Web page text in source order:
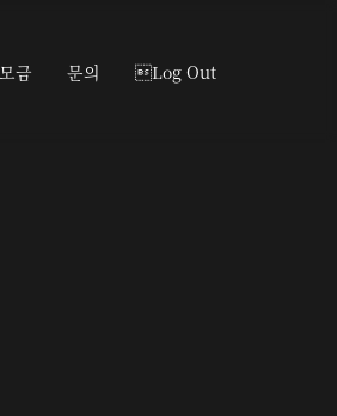
모금 문의 Log Out